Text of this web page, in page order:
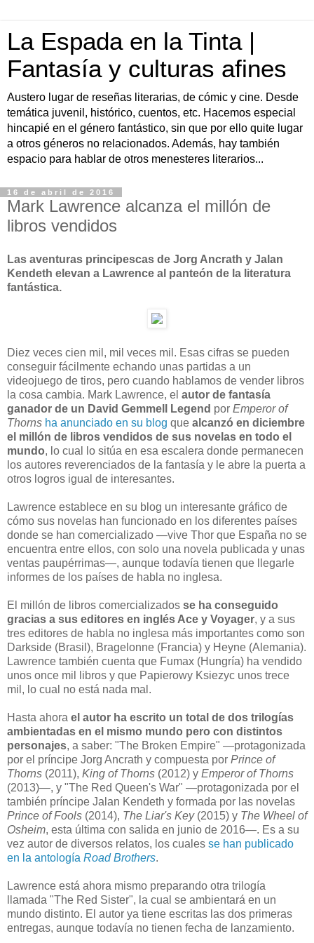
La Espada en la Tinta |
Fantasía y culturas afines
Austero lugar de reseñas literarias, de cómic y cine. Desde
temática juvenil, histórico, cuentos, etc. Hacemos especial
hincapié en el género fantástico, sin que por ello quite lugar
a otros géneros no relacionados. Además, hay también
espacio para hablar de otros menesteres literarios...
16 de abril de 2016
Mark Lawrence alcanza el millón de
libros vendidos
Las aventuras principescas de Jorg Ancrath y Jalan
Kendeth elevan a Lawrence al panteón de la literatura
fantástica.
Diez veces cien mil, mil veces mil. Esas cifras se pueden
conseguir fácilmente echando unas partidas a un
videojuego de tiros, pero cuando hablamos de vender libros
la cosa cambia. Mark Lawrence, el autor de fantasía
ganador de un David Gemmell Legend por Emperor of
Thorns ha anunciado en su blog que alcanzó en diciembre
el millón de libros vendidos de sus novelas en todo el
mundo, lo cual lo sitúa en esa escalera donde permanecen
los autores reverenciados de la fantasía y le abre la puerta a
otros logros igual de interesantes.
Lawrence establece en su blog un interesante gráfico de
cómo sus novelas han funcionado en los diferentes países
donde se han comercializado —vive Thor que España no se
encuentra entre ellos, con solo una novela publicada y unas
ventas paupérrimas—, aunque todavía tienen que llegarle
informes de los países de habla no inglesa.
El millón de libros comercializados se ha conseguido
gracias a sus editores en inglés Ace y Voyager, y a sus
tres editores de habla no inglesa más importantes como son
Darkside (Brasil), Bragelonne (Francia) y Heyne (Alemania).
Lawrence también cuenta que Fumax (Hungría) ha vendido
unos once mil libros y que Papierowy Ksiezyc unos trece
mil, lo cual no está nada mal.
Hasta ahora el autor ha escrito un total de dos trilogías
ambientadas en el mismo mundo pero con distintos
personajes, a saber: "The Broken Empire" —protagonizada
por el príncipe Jorg Ancrath y compuesta por Prince of
Thorns (2011), King of Thorns (2012) y Emperor of Thorns
(2013)—, y "The Red Queen's War" —protagonizada por el
también príncipe Jalan Kendeth y formada por las novelas
Prince of Fools (2014), The Liar's Key(2015) y The Wheel of
Osheim, esta última con salida en junio de 2016—. Es a su
vez autor de diversos relatos, los cuales se han publicado
en la antología Road Brothers.
Lawrence está ahora mismo preparando otra trilogía
llamada "The Red Sister", la cual se ambientará en un
mundo distinto. El autor ya tiene escritas las dos primeras
entregas, aunque todavía no tienen fecha de lanzamiento.